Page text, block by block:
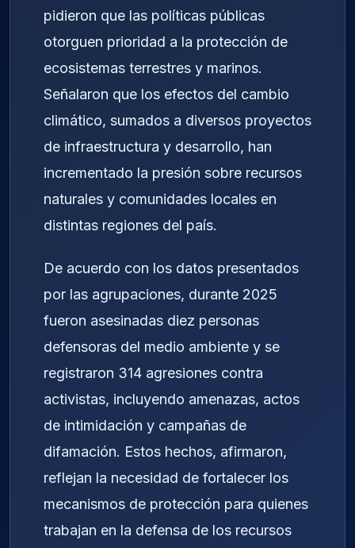
pidieron que las políticas públicas
otorguen prioridad a la protección de
ecosistemas terrestres y marinos.
Señalaron que los efectos del cambio
climático, sumados a diversos proyectos
de infraestructura y desarrollo, han
incrementado la presión sobre recursos
naturales y comunidades locales en
distintas regiones del país.
De acuerdo con los datos presentados
por las agrupaciones, durante 2025
fueron asesinadas diez personas
defensoras del medio ambiente y se
registraron 314 agresiones contra
activistas, incluyendo amenazas, actos
de intimidación y campañas de
difamación. Estos hechos, afirmaron,
reflejan la necesidad de fortalecer los
mecanismos de protección para quienes
trabajan en la defensa de los recursos